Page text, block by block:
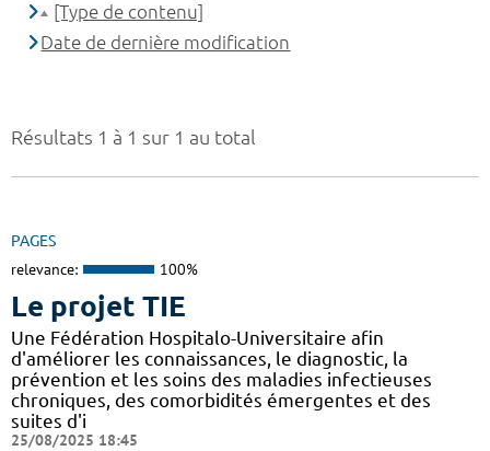
Résultats 1 à 1 sur 1 au total
PAGES
relevance: 100%
Le projet TIE
Une Fédération Hospitalo-Universitaire afin
d'améliorer les connaissances, le diagnostic, la
prévention et les soins des maladies infectieuses
chroniques, des comorbidités émergentes et des
suites d'i
25/08/2025 18:45
[Type de contenu]
Date de dernière modification